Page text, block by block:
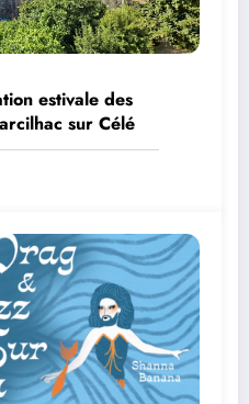
estivale des
sur Célé